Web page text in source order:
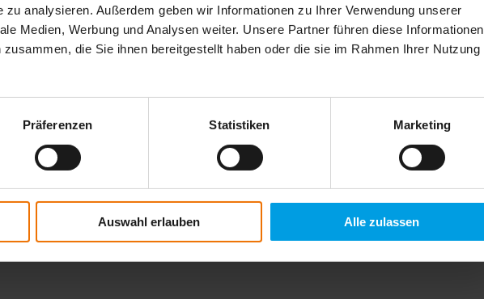
zu analysieren. Außerdem geben wir Informationen zu Ihrer Verwendung unserer
Medien, Werbung und Analysen weiter. Unsere Partner führen diese Informationen
die Sie ihnen bereitgestellt haben oder die sie im Rahmen Ihrer Nutzung
Präferenzen Statistiken Marketing
Auswahl erlauben Alle zulassen